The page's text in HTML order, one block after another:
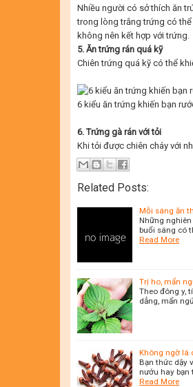
Nhiều người có sở thích ăn
trong lòng trắng trứng có
không nên kết hợp với trứng.
5. Ăn trứng rán quá kỹ
Chiên trứng quá kỹ có thể
6 kiểu ăn trứng khiến bạn
6. Trứng gà rán với tỏi
Khi tỏi được chiên cháy với
Related Posts:
Mỗi sáng ăn
Những
buổi sáng có
Read More
Trị ho, mẩn
Theo đông y,
dẳng, mẩn
Không ngờ lá
Bạn thức dậy
nướu hay bạn
Read More